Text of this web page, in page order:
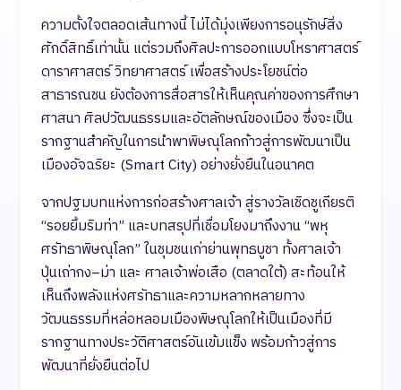
ความตั้งใจตลอดเส้นทางนี้ ไม่ได้มุ่งเพียงการอนุรักษ์สิ่ง
ศักดิ์สิทธิ์เท่านั้น แต่รวมถึงศิลปะการออกแบบโหราศาสตร์
ดาราศาสตร์ วิทยาศาสตร์ เพื่อสร้างประโยชน์ต่อ
สาธารณชน ยังต้องการสื่อสารให้เห็นคุณค่าของการศึกษา
ศาสนา ศิลปวัฒนธรรมและอัตลักษณ์ของเมือง ซึ่งจะเป็น
รากฐานสำคัญในการนำพาพิษณุโลกก้าวสู่การพัฒนาเป็น
เมืองอัจฉริยะ (Smart City) อย่างยั่งยืนในอนาคต
จากปฐมบทแห่งการก่อสร้างศาลเจ้า สู่รางวัลเชิดชูเกียรติ
“รอยยิ้มริมท่า” และบทสรุปที่เชื่อมโยงมาถึงงาน “พหุ
ศรัทธาพิษณุโลก” ในชุมชนเก่าย่านพุทธบูชา ทั้งศาลเจ้า
ปุ่นเถ่ากง–ม่า และ ศาลเจ้าพ่อเสือ (ตลาดใต้) สะท้อนให้
เห็นถึงพลังแห่งศรัทธาและความหลากหลายทาง
วัฒนธรรมที่หล่อหลอมเมืองพิษณุโลกให้เป็นเมืองที่มี
รากฐานทางประวัติศาสตร์อันเข้มแข็ง พร้อมก้าวสู่การ
พัฒนาที่ยั่งยืนต่อไป